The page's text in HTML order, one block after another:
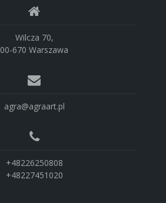
Wilcza 70,
00-670 Warszawa
agra@agraart.pl
+48226250808
+48227451020